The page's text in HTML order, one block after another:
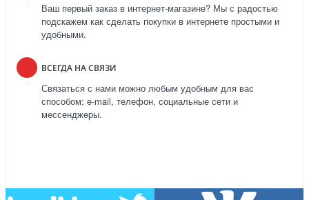
Ваш первый заказ в интернет-магазине? Мы с радостью
подскажем как сделать покупки в интернете простыми и
удобными.
ВСЕГДА НА СВЯЗИ
Связаться с нами можно любым удобным для вас
способом: e-mail, телефон, социальные сети и
мессенджеры.